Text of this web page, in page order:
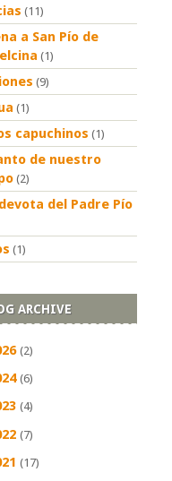
(11)
a San Pío de
(1)
(9)
(1)
capuchinos (1)
de nuestro
(2)
del Padre Pío
(1)
ARCHIVE
(2)
(6)
(4)
(7)
(17)